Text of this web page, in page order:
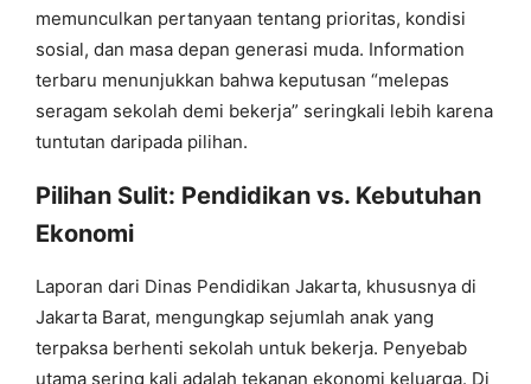
memunculkan pertanyaan tentang prioritas, kondisi
sosial, dan masa depan generasi muda. Information
terbaru menunjukkan bahwa keputusan “melepas
seragam sekolah demi bekerja” seringkali lebih karena
tuntutan daripada pilihan.
Pilihan Sulit: Pendidikan vs. Kebutuhan
Ekonomi
Laporan dari Dinas Pendidikan Jakarta, khususnya di
Jakarta Barat, mengungkap sejumlah anak yang
terpaksa berhenti sekolah untuk bekerja. Penyebab
utama sering kali adalah tekanan ekonomi keluarga. Di